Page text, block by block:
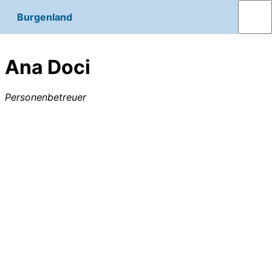
Burgenland
Ana Doci
Personenbetreuer